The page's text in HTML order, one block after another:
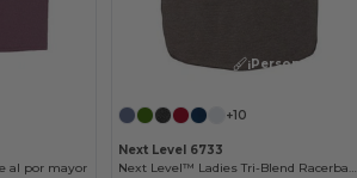
al por mayor
¡Personalízalo!
+10
Next Level 6733
Next Level™ Ladies Tri-Blend Racerback Tank